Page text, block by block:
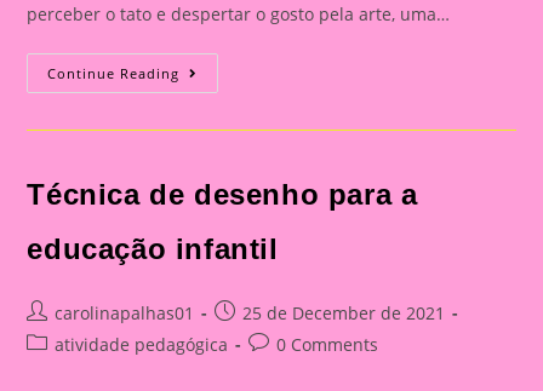
perceber o tato e despertar o gosto pela arte, uma…
Continue Reading Desenho
Com
Técnica de desenho para a
educação infantil
Post
author:
carolinapalhas01
Post
published:
25 de December de 2021
Postatividade pedagógica
Post0 Comments